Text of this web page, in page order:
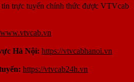
trực tuyến chính thức được VTVcab
Hà Nội: https://vtvcabhanoi.vn
https://vtvcab24h.vn